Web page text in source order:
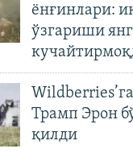
ёнғинлари:
ўзгариши
Трамп Эрон
қилди